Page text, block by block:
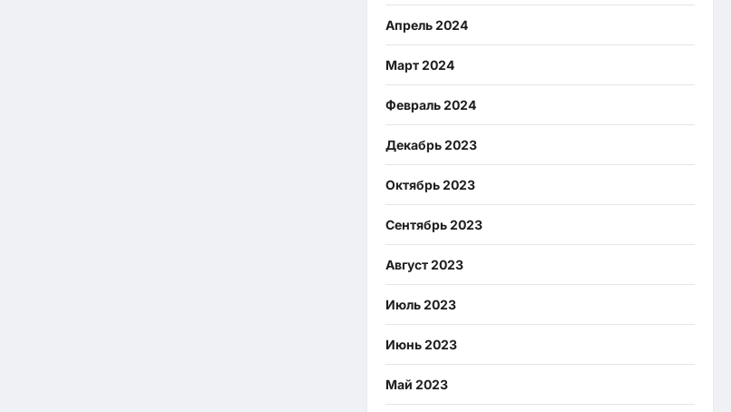
Апрель 2024
Март 2024
Февраль 2024
Декабрь 2023
Октябрь 2023
Сентябрь 2023
Август 2023
Июль 2023
Июнь 2023
Май 2023